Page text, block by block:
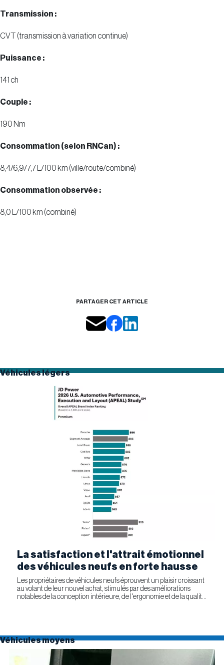
Transmission :
CVT (transmission à variation continue)
Puissance :
141 ch
Couple :
190 Nm
Consommation (selon RNCan) :
8,4/6,9/7,7 L/100 km (ville/route/combiné)
Consommation observée :
8,0 L/100 km (combiné)
PARTAGER CET ARTICLE
Véhicules légers
La satisfaction et l'attrait émotionnel
des véhicules neufs en forte hausse
Les propriétaires de véhicules neufs éprouvent un plaisir croissant
au volant de leur nouvel achat, stimulés par des améliorations
notables de la conception intérieure, de l'ergonomie et de la qualité
Véhicules moyens